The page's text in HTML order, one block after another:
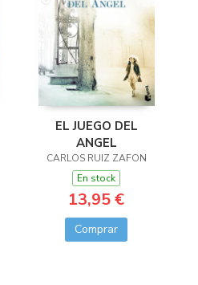
EL JUEGO DEL
ANGEL
CARLOS RUIZ ZAFON
En stock
13,95 €
Comprar